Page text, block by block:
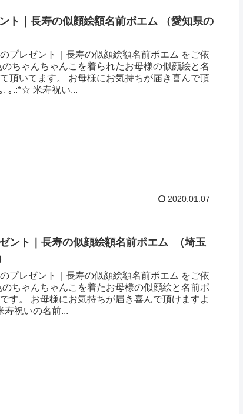
ト｜長寿の似顔絵額名前ポエム （愛知県の
プレゼント｜長寿の似顔絵額名前ポエム をご依
ちゃんちゃんこを着られたお母様の似顔絵と名
頂いてます。 お母様にお気持ちが届き喜んで頂
｡.:*☆ 米寿祝い...
2020.01.07
ント｜長寿の似顔絵額名前ポエム （埼玉
プレゼント｜長寿の似顔絵額名前ポエム をご依
ちゃんちゃんこを着たお母様の似顔絵と名前ポ
す。 お母様にお気持ちが届き喜んで頂けますよ
祝いの名前...